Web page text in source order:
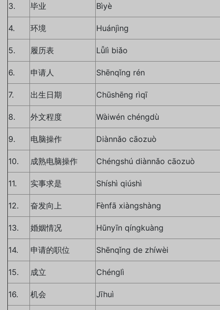
3. 毕业 Bìyè
4. 环境 Huánjìng
5. 履历表 Lǚlì biǎo
6. 申请人 Shēnqǐng rén
7. 出生日期 Chūshēng rìqī
8. 外文程度 Wàiwén chéngdù
9. 电脑操作 Diànnǎo cāozuò
10. 成熟电脑操作 Chéngshú diànnǎo cāozuò
11. 实事求是 Shíshì qiúshì
12. 奋发向上 Fènfā xiàngshàng
13. 婚姻情况 Hūnyīn qíngkuàng
14. 申请的职位 Shēnqǐng de zhíwèi
15. 成立 Chénglì
16. 机会 Jīhuì